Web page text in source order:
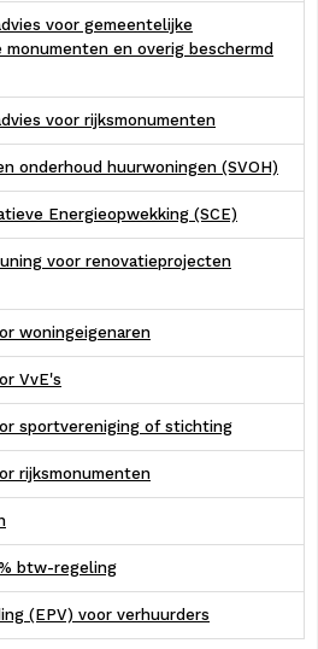
voor gemeentelijke
en overig beschermd
voor rijksmonumenten
onderhoud huurwoningen (SVOH)
Energieopwekking (SCE)
voor renovatieprojecten
woningeigenaren
VvE's
sportvereniging of stichting
rijksmonumenten
btw-regeling
(EPV) voor verhuurders